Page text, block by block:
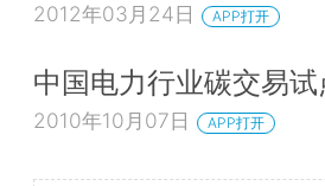
2012年03月24日 APP打开
中国电力行业碳交易
2010年10月07日 APP打开